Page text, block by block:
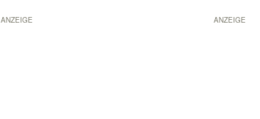
ANZEIGE
ANZEIGE